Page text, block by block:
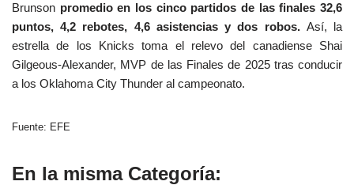
Brunson promedio en los cinco partidos de las finales 32,6
puntos, 4,2 rebotes, 4,6 asistencias y dos robos.Así, la
estrella de los Knicks toma el relevo del canadiense Shai
Gilgeous-Alexander, MVP de las Finales de 2025 tras conducir
a los Oklahoma City Thunder al campeonato.
Fuente: EFE
En la misma Categoría: